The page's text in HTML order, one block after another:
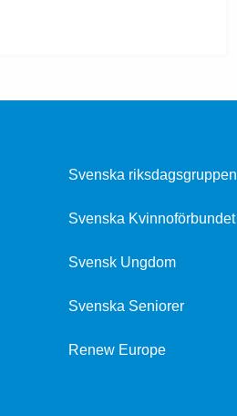
Svenska riksdagsgruppen
Svenska Kvinnoförbundet
Svensk Ungdom
Svenska Seniorer
Renew Europe